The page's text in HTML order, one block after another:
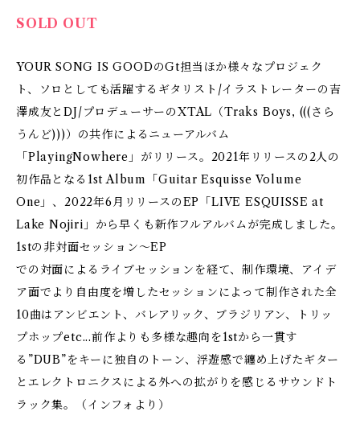
SOLD OUT
YOUR SONG IS GOODのGt担当ほか様々なプロジェク
ト、ソロとしても活躍するギタリスト/イラストレーターの吉
澤成友とDJ/プロデューサーのXTAL（Traks Boys, (((さら
うんど)))）の共作によるニューアルバム
「PlayingNowhere」がリリース。2021年リリースの2人の
初作品となる1st Album「Guitar Esquisse Volume
One」、2022年6月リリースのEP「LIVE ESQUISSE at
Lake Nojiri」から早くも新作フルアルバムが完成しました。
1stの非対面セッション〜EP
での対面によるライブセッションを経て、制作環境、アイデ
ア面でより自由度を増したセッションによって制作された全
10曲はアンビエント、バレアリック、ブラジリアン、トリッ
プホップetc...前作よりも多様な趣向を1stから一貫す
る”DUB”をキーに独自のトーン、浮遊感で纏め上げたギター
とエレクトロニクスによる外への拡がりを感じるサウンドト
ラック集。（インフォより）